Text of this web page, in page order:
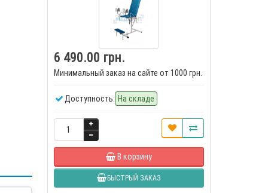
6 490.00 грн.
Минимальный заказ на сайте от 1000 грн.
Доступность: На складе
В корзину
БЫСТРЫЙ ЗАКАЗ